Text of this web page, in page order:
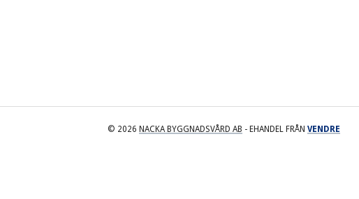
© 2026 NACKA BYGGNADSVÅRD AB - EHANDEL FRÅN VENDRE